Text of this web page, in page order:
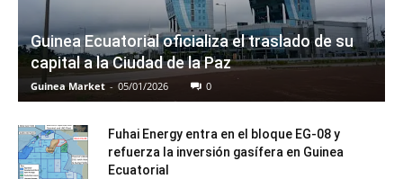
Guinea Ecuatorial oficializa el traslado de su
capital a la Ciudad de la Paz
Guinea Market - 05/01/2026 0
Fuhai Energy entra en el bloque EG-08 y
refuerza la inversión gasífera en Guinea
Ecuatorial